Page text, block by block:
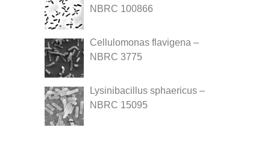
NBRC 100866
Cellulomonas flavigena –
NBRC 3775
Lysinibacillus sphaericus –
NBRC 15095